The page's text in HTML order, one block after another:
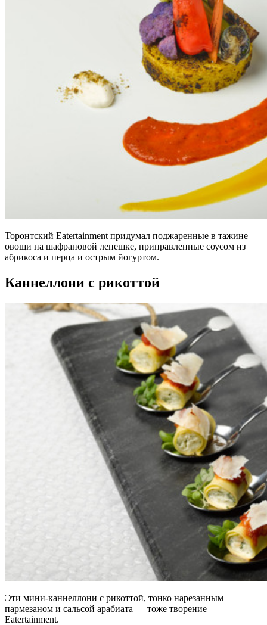
Торонтский Eatertainment придумал поджаренные в тажине
овощи на шафрановой лепешке, приправленные соусом из
абрикоса и перца и острым йогуртом.
Каннеллони с рикоттой
Эти мини-каннеллони с рикоттой, тонко нарезанным
пармезаном и сальсой арабиата — тоже творение
Eatertainment.